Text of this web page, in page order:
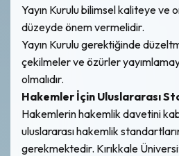
Yayın Kurulu bilimsel kaliteye ve
düzeyde önem vermelidir.
Yayın Kurulu gerektiğinde
çekilmeler ve özürler
olmalıdır.
Hakemler İçin Uluslararası
Hakemlerin hakemlik davetini
uluslararası hakemlik
gerekmektedir. Kırıkkale